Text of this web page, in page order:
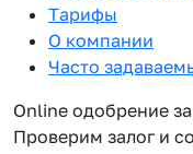
Тарифы
О компании
Часто
Online одобрение за
Проверим залог и